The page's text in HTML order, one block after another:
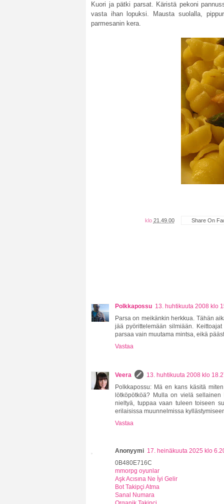
Kuori ja pätki parsat. Käristä pekoni
vasta ihan lopuksi. Mausta suolalla,
parmesanin kera.
klo 21.49.00 Share On
Polkkapossu 13. huhtikuuta 2008 klo
Parsa on meikänkin herkkua. Tähän
jää pyörittelemään silmiään.
parsaa vain muutama mintsa, eikä
Vastaa
Veera
13. huhtikuuta 2008 klo
Polkkapossu: Mä en kans käsitä
lötköpötköä? Mulla on vielä
nieltyä, tuppaa vaan tuleen toiseen
erilaisissa muunnelmissa
Vastaa
Anonyymi 17. heinäkuuta 2025 klo
0B480E716C
mmorpg oyunlar
Aşk Acısına Ne İyi Gelir
Bot Takipçi Atma
Sanal Numara